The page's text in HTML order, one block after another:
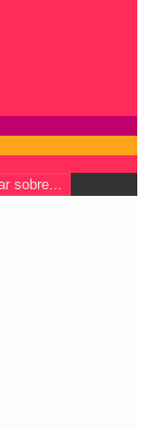
sobre...